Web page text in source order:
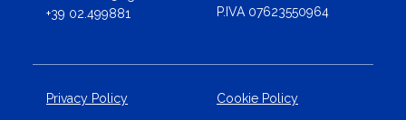
+39 02.499881
P.IVA 07623550964
Privacy Policy Cookie Policy